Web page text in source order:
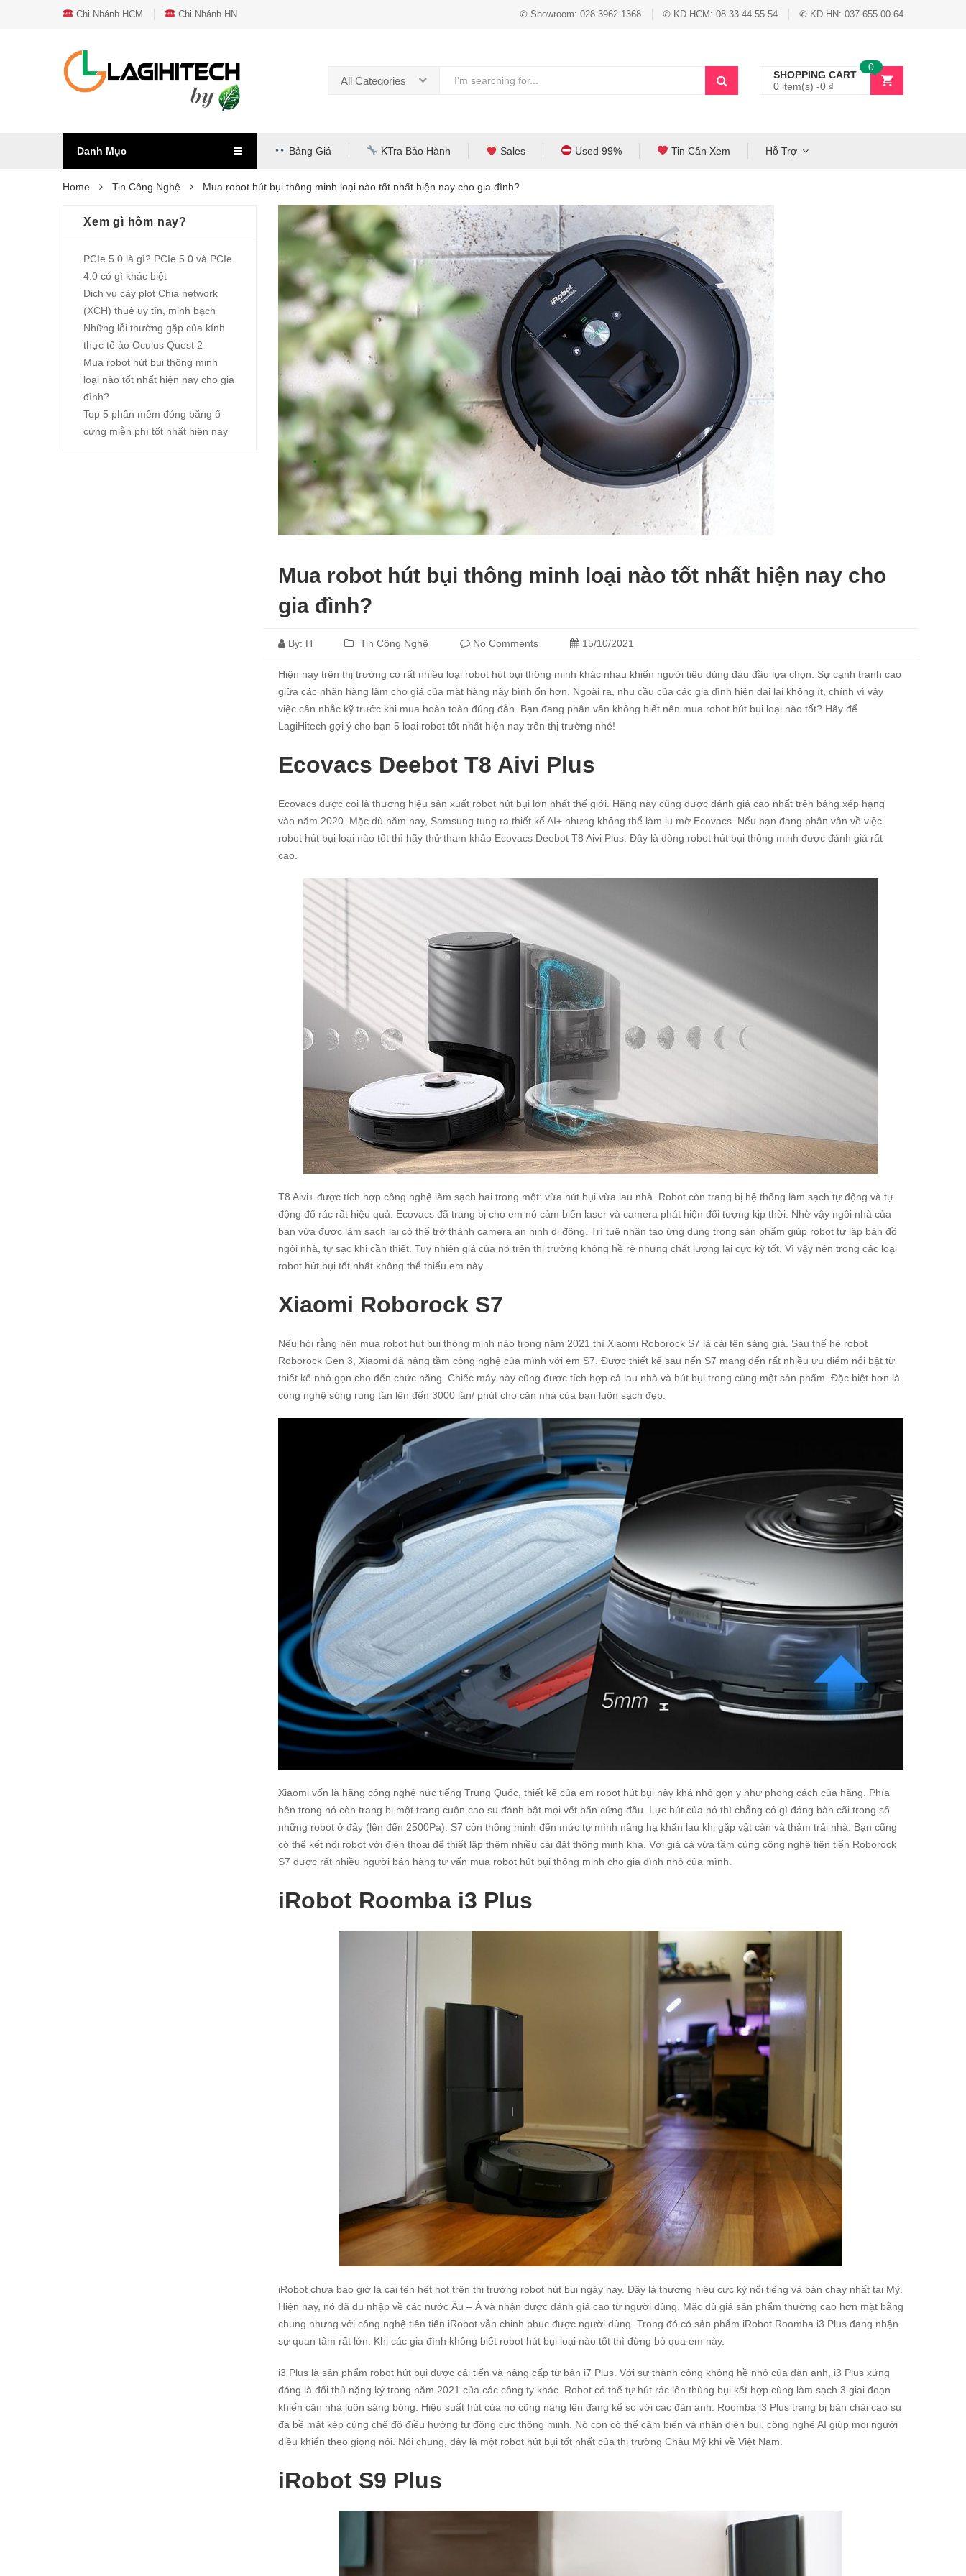
Chi Nhánh HCM Chi Nhánh HN ✆ Showroom: 028.3962.1368 ✆ KD HCM: 08.33.44.55.54 ✆ KD HN: 037.655.00.64
All Categories
SHOPPING CART
0 item(s) -0 ₫
0
Danh Mục Bảng Giá KTra Bảo Hành Sales Used 99% Tin Cần Xem Hỗ Trợ
Home Tin Công Nghệ Mua robot hút bụi thông minh loại nào tốt nhất hiện nay cho gia đình?
Mua robot hút bụi thông minh loại nào tốt nhất hiện nay cho
gia đình?
By: H Tin Công Nghệ No Comments 15/10/2021
Hiện nay trên thị trường có rất nhiều loại robot hút bụi thông minh khác nhau khiến người tiêu dùng đau đầu lựa chọn. Sự cạnh tranh cao
giữa các nhãn hàng làm cho giá của mặt hàng này bình ổn hơn. Ngoài ra, nhu cầu của các gia đình hiện đại lại không ít, chính vì vậy
việc cân nhắc kỹ trước khi mua hoàn toàn đúng đắn. Bạn đang phân vân không biết nên mua robot hút bụi loại nào tốt? Hãy để
LagiHitech gợi ý cho bạn 5 loại robot tốt nhất hiện nay trên thị trường nhé!
Ecovacs Deebot T8 Aivi Plus
Ecovacs được coi là thương hiệu sản xuất robot hút bụi lớn nhất thế giới. Hãng này cũng được đánh giá cao nhất trên bảng xếp hạng
vào năm 2020. Mặc dù năm nay, Samsung tung ra thiết kế AI+ nhưng không thể làm lu mờ Ecovacs. Nếu bạn đang phân vân về việc
robot hút bụi loại nào tốt thì hãy thử tham khảo Ecovacs Deebot T8 Aivi Plus. Đây là dòng robot hút bụi thông minh được đánh giá rất
cao.
T8 Aivi+ được tích hợp công nghệ làm sạch hai trong một: vừa hút bụi vừa lau nhà. Robot còn trang bị hệ thống làm sạch tự động và tự
động đổ rác rất hiệu quả. Ecovacs đã trang bị cho em nó cảm biến laser và camera phát hiện đối tượng kịp thời. Nhờ vậy ngôi nhà của
bạn vừa được làm sạch lại có thể trở thành camera an ninh di động. Trí tuệ nhân tạo ứng dụng trong sản phẩm giúp robot tự lập bản đồ
ngôi nhà, tự sạc khi cần thiết. Tuy nhiên giá của nó trên thị trường không hề rẻ nhưng chất lượng lại cực kỳ tốt. Vì vậy nên trong các loại
robot hút bụi tốt nhất không thể thiếu em này.
Xiaomi Roborock S7
Nếu hỏi rằng nên mua robot hút bụi thông minh nào trong năm 2021 thì Xiaomi Roborock S7 là cái tên sáng giá. Sau thế hệ robot
Roborock Gen 3, Xiaomi đã nâng tầm công nghệ của mình với em S7. Được thiết kế sau nến S7 mang đến rất nhiều ưu điểm nổi bật từ
thiết kế nhỏ gọn cho đến chức năng. Chiếc máy này cũng được tích hợp cả lau nhà và hút bụi trong cùng một sản phẩm. Đặc biệt hơn là
công nghệ sóng rung tần lên đến 3000 lần/ phút cho căn nhà của bạn luôn sạch đẹp.
Xiaomi vốn là hãng công nghệ nức tiếng Trung Quốc, thiết kế của em robot hút bụi này khá nhỏ gọn y như phong cách của hãng. Phía
bên trong nó còn trang bị một trang cuộn cao su đánh bật mọi vết bẩn cứng đầu. Lực hút của nó thì chẳng có gì đáng bàn cãi trong số
những robot ở đây (lên đến 2500Pa). S7 còn thông minh đến mức tự mình nâng hạ khăn lau khi gặp vật cản và thảm trải nhà. Bạn cũng
có thể kết nối robot với điện thoại để thiết lập thêm nhiều cài đặt thông minh khá. Với giá cả vừa tầm cùng công nghệ tiên tiến Roborock
S7 được rất nhiều người bán hàng tư vấn mua robot hút bụi thông minh cho gia đình nhỏ của mình.
iRobot Roomba i3 Plus
iRobot chưa bao giờ là cái tên hết hot trên thị trường robot hút bụi ngày nay. Đây là thương hiệu cực kỳ nổi tiếng và bán chạy nhất tại Mỹ.
Hiện nay, nó đã du nhập về các nước Âu – Á và nhận được đánh giá cao từ người dùng. Mặc dù giá sản phẩm thường cao hơn mặt bằng
chung nhưng với công nghệ tiên tiến iRobot vẫn chinh phục được người dùng. Trong đó có sản phẩm iRobot Roomba i3 Plus đang nhận
sự quan tâm rất lớn. Khi các gia đình không biết robot hút bụi loại nào tốt thì đừng bỏ qua em này.
i3 Plus là sản phẩm robot hút bụi được cải tiến và nâng cấp từ bản i7 Plus. Với sự thành công không hề nhỏ của đàn anh, i3 Plus xứng
đáng là đối thủ nặng ký trong năm 2021 của các công ty khác. Robot có thể tự hút rác lên thùng bụi kết hợp cùng làm sạch 3 giai đoạn
khiến căn nhà luôn sáng bóng. Hiệu suất hút của nó cũng nâng lên đáng kể so với các đàn anh. Roomba i3 Plus trang bị bàn chải cao su
đa bề mặt kép cùng chế độ điều hướng tự động cực thông minh. Nó còn có thể cảm biến và nhận diện bụi, công nghệ AI giúp mọi người
điều khiển theo giọng nói. Nói chung, đây là một robot hút bụi tốt nhất của thị trường Châu Mỹ khi về Việt Nam.
iRobot S9 Plus
Xem gì hôm nay?
PCIe 5.0 là gì? PCIe 5.0 và PCIe
4.0 có gì khác biệt
Dịch vụ cày plot Chia network
(XCH) thuê uy tín, minh bạch
Những lỗi thường gặp của kính
thực tế ảo Oculus Quest 2
Mua robot hút bụi thông minh
loại nào tốt nhất hiện nay cho gia
đình?
Top 5 phần mềm đóng băng ổ
cứng miễn phí tốt nhất hiện nay